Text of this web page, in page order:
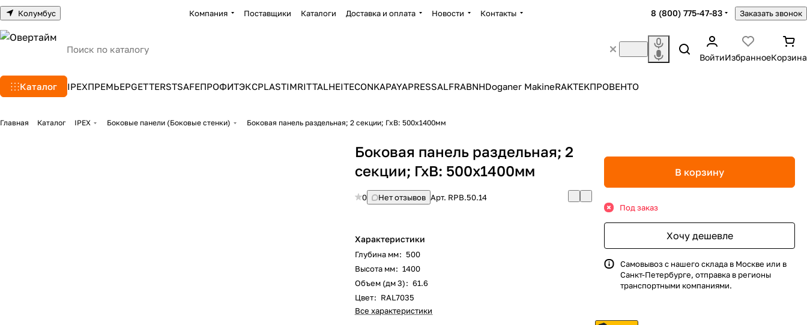
Колумбус Компания Поставщики Каталоги Доставка и оплата Новости Контакты 8 (800) 775-47-83 Заказать звонок
ВойтиИзбранноеКорзина
Каталог IPEXПРЕМЬЕРGETTERSTSAFEПРОФИТЭКСPLASTIMRITTALHEITECONKAPAYAPRESSALFRABNHDoganer MakineRAKTEKПРОВЕНТО
Главная Каталог IPEX Боковые панели (Боковые стенки) Боковая панель раздельная; 2 секции; ГхВ: 500х1400мм
Боковая панель раздельная; 2
секции; ГхВ: 500х1400мм
0 Нет отзывов Арт. RPB.50.14
Характеристики
Глубина мм: 500
Высота мм: 1400
Объем (дм 3): 61.6
Цвет: RAL7035
Все характеристики
В корзину
Под заказ
Хочу дешевле
Самовывоз с нашего склада в Москве или в
Санкт-Петербурге, отправка в регионы
транспортными компаниями.